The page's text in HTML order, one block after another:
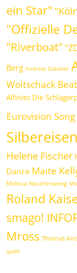
ein Star"
"Offizielle
"Riverboat"
Berg Andreas Gabalier
Woitschack
Alfinito Die
Eurovision
Silbereisen
Helene Fischer
Dance Maite
Melissa Naschenweng
Roland
smago!
Mross Thomas
spielt